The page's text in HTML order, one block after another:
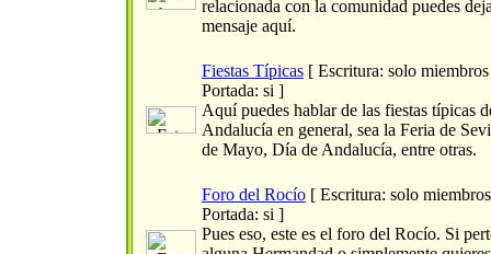
relacionada con la comunidad puedes
mensaje aquí.
Fiestas Típicas [ Escritura: solo miembros
Portada: si ]
Aquí puedes hablar de las fiestas típicas
Andalucía en general, sea la Feria de
de Mayo, Día de Andalucía, entre otras.
Foro del Rocío [ Escritura: solo
Portada: si ]
Pues eso, este es el foro del Rocío. Si